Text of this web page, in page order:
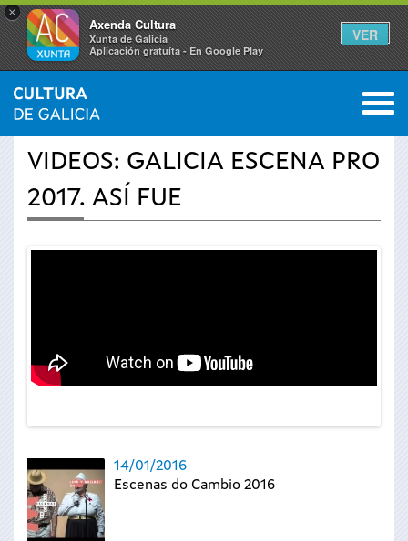
×
Axenda Cultura
Xunta de Galicia
Aplicación gratuíta - En Google Play
VER
Se
usted
INICIO › ACTUALIDAD 0
VIDEOS: GALICIA ESCENA PRO
2017. ASÍ FUE
14/01/2016
Escenas do Cambio 2016